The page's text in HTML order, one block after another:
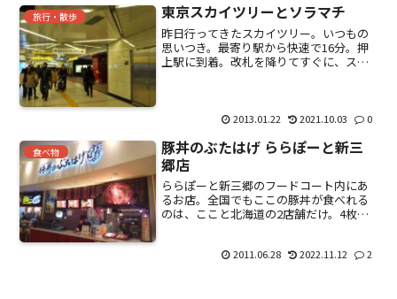
旅行・散歩 東京スカイツリーとソラマチ
昨日行ってきたスカイツリー。いつもの
思いつき。最寄り駅から快速で16分。押
上駅に到着。改札を降りてすぐに、スカ
晴。駐車場には観光バスがい...
2013.01.22 2021.10.03 0
食べ物
豚丼のぶたはげ ららぽーと新三
郷店
ららぽーと新三郷のフードコート内にあ
るお店。全国でもここの豚丼が食べれる
のは、ここと北海道の2店舗だけ。4枚入
る。炭火で焼いているのが外から見える
2011.06.28 2022.11.12 2